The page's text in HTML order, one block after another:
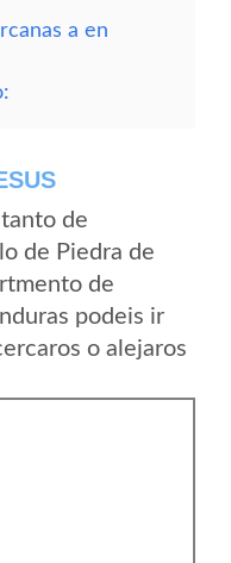
a en
de
de Piedra de
de
podeis ir
o alejaros